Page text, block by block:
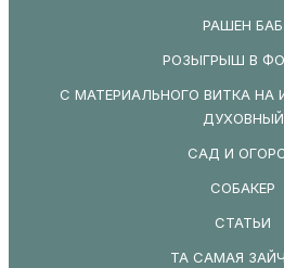
РАШЕН БАБ
РОЗЫГРЫШ В
С МАТЕРИАЛЬНОГО ВИТКА НА
ДУХОВНЫЙ
САД И
СОБАКЕР
СТАТЬИ
ТА САМАЯ